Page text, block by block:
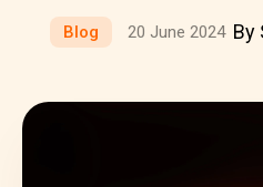
Blog 20 June 2024 By